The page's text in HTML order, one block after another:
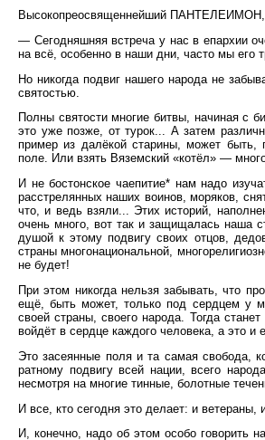
Высокопреосвященнейший ПАНТЕЛЕИМОН,
— Сегодняшняя встреча у нас в епархии
на всё, особенно в наши дни, часто мы его
Но никогда подвиг нашего народа не
святостью.
Полны святости многие битвы, начиная с
это уже позже, от турок... А затем
пример из далёкой старины, может быть,
поле. Или взять Вяземский «котёл» —
И не бостонское чаепитие* нам надо
расстрелянных наших воинов, моряков,
что, и ведь взяли... Этих историй,
очень много, вот так и защищалась наша
душой к этому подвигу своих отцов,
страны многонациональной,
не будет!
При этом никогда нельзя забывать, что
ещё, быть может, только под сердцем у
своей страны, своего народа. Тогда
войдёт в сердце каждого человека, а это и
Это засеянные поля и та самая свобода,
ратному подвигу всей нации, всего
несмотря на многие тинные, болотные
И все, кто сегодня это делает: и
И, конечно, надо об этом особо говорить